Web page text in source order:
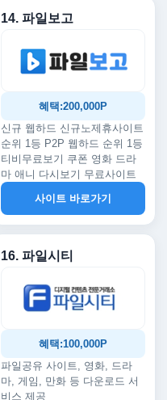
14. 파일보고
혜택:200,000P
신규 웹하드 신규노제휴사이트
순위 1등 P2P 웹하드 순위 1등
티비무료보기 쿠폰 영화 드라
마 애니 다시보기 무료사이트
사이트 바로가기
16. 파일시티
혜택:100,000P
파일공유 사이트, 영화, 드라
마, 게임, 만화 등 다운로드 서
비스 제공